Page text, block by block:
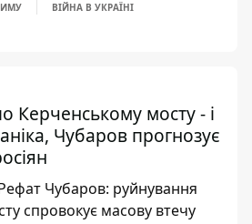
ВІЙНА В УКРАЇНІ
Керченському мосту - і
Чубаров прогнозує
Чубаров: руйнування
спровокує масову втечу